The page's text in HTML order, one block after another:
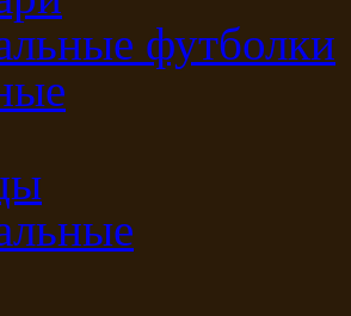
футболки